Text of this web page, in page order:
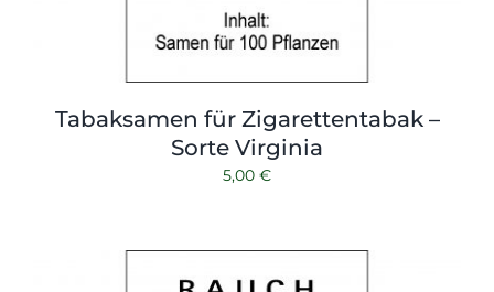
Tabaksamen für Zigarettentabak –
Sorte Virginia
5,00 €